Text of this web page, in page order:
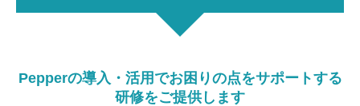
Pepperの導入・活用でお困りの点をサポートする
研修をご提供します